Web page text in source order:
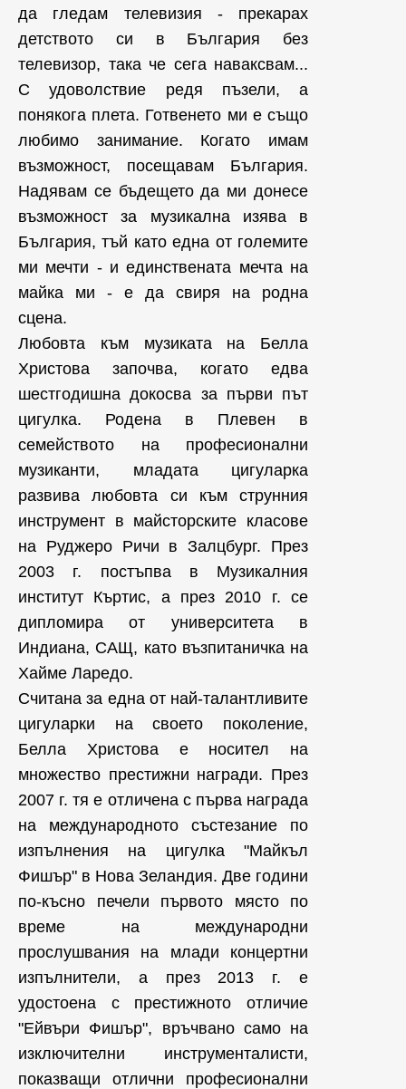
да гледам телевизия - прекарах
детството си в България без
телевизор, така че сега наваксвам...
С удоволствие редя пъзели, а
понякога плета. Готвенето ми е също
любимо занимание. Когато имам
възможност, посещавам България.
Надявам се бъдещето да ми донесе
възможност за музикална изява в
България, тъй като една от големите
ми мечти - и единствената мечта на
майка ми - е да свиря на родна
сцена.
Любовта към музиката на Белла
Христова започва, когато едва
шестгодишна докосва за първи път
цигулка. Родена в Плевен в
семейството на професионални
музиканти, младата цигуларка
развива любовта си към струнния
инструмент в майсторските класове
на Руджеро Ричи в Залцбург. През
2003 г. постъпва в Музикалния
институт Къртис, а през 2010 г. се
дипломира от университета в
Индиана, САЩ, като възпитаничка на
Хайме Ларедо.
Считана за една от най-талантливите
цигуларки на своето поколение,
Белла Христова е носител на
множество престижни награди. През
2007 г. тя е отличена с първа награда
на международното състезание по
изпълнения на цигулка "Майкъл
Фишър" в Нова Зеландия. Две години
по-късно печели първото място по
време на международни
прослушвания на млади концертни
изпълнители, а през 2013 г. е
удостоена с престижното отличие
"Ейвъри Фишър", връчвано само на
изключителни инструменталисти,
показващи отлични професионални